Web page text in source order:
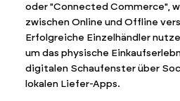
oder "Connected Commerce",
zwischen Online und Offline
Erfolgreiche Einzelhändler
um das physische
digitalen Schaufenster über
lokalen Liefer-Apps.